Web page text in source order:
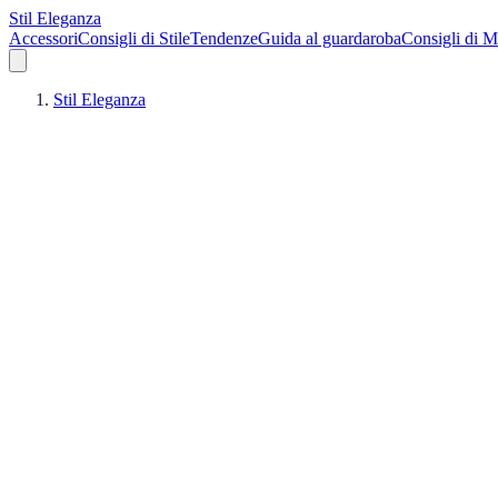
Stil Eleganza
AccessoriConsigli di StileTendenzeGuida al guardarobaConsigli di
Stil Eleganza